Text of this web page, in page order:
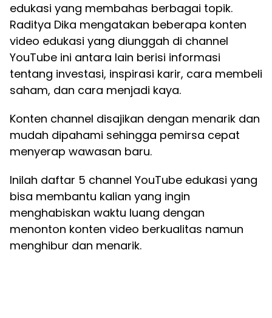
edukasi yang membahas berbagai topik.
Raditya Dika mengatakan beberapa konten
video edukasi yang diunggah di channel
YouTube ini antara lain berisi informasi
tentang investasi, inspirasi karir, cara membeli
saham, dan cara menjadi kaya.
Konten channel disajikan dengan menarik dan
mudah dipahami sehingga pemirsa cepat
menyerap wawasan baru.
Inilah daftar 5 channel YouTube edukasi yang
bisa membantu kalian yang ingin
menghabiskan waktu luang dengan
menonton konten video berkualitas namun
menghibur dan menarik.